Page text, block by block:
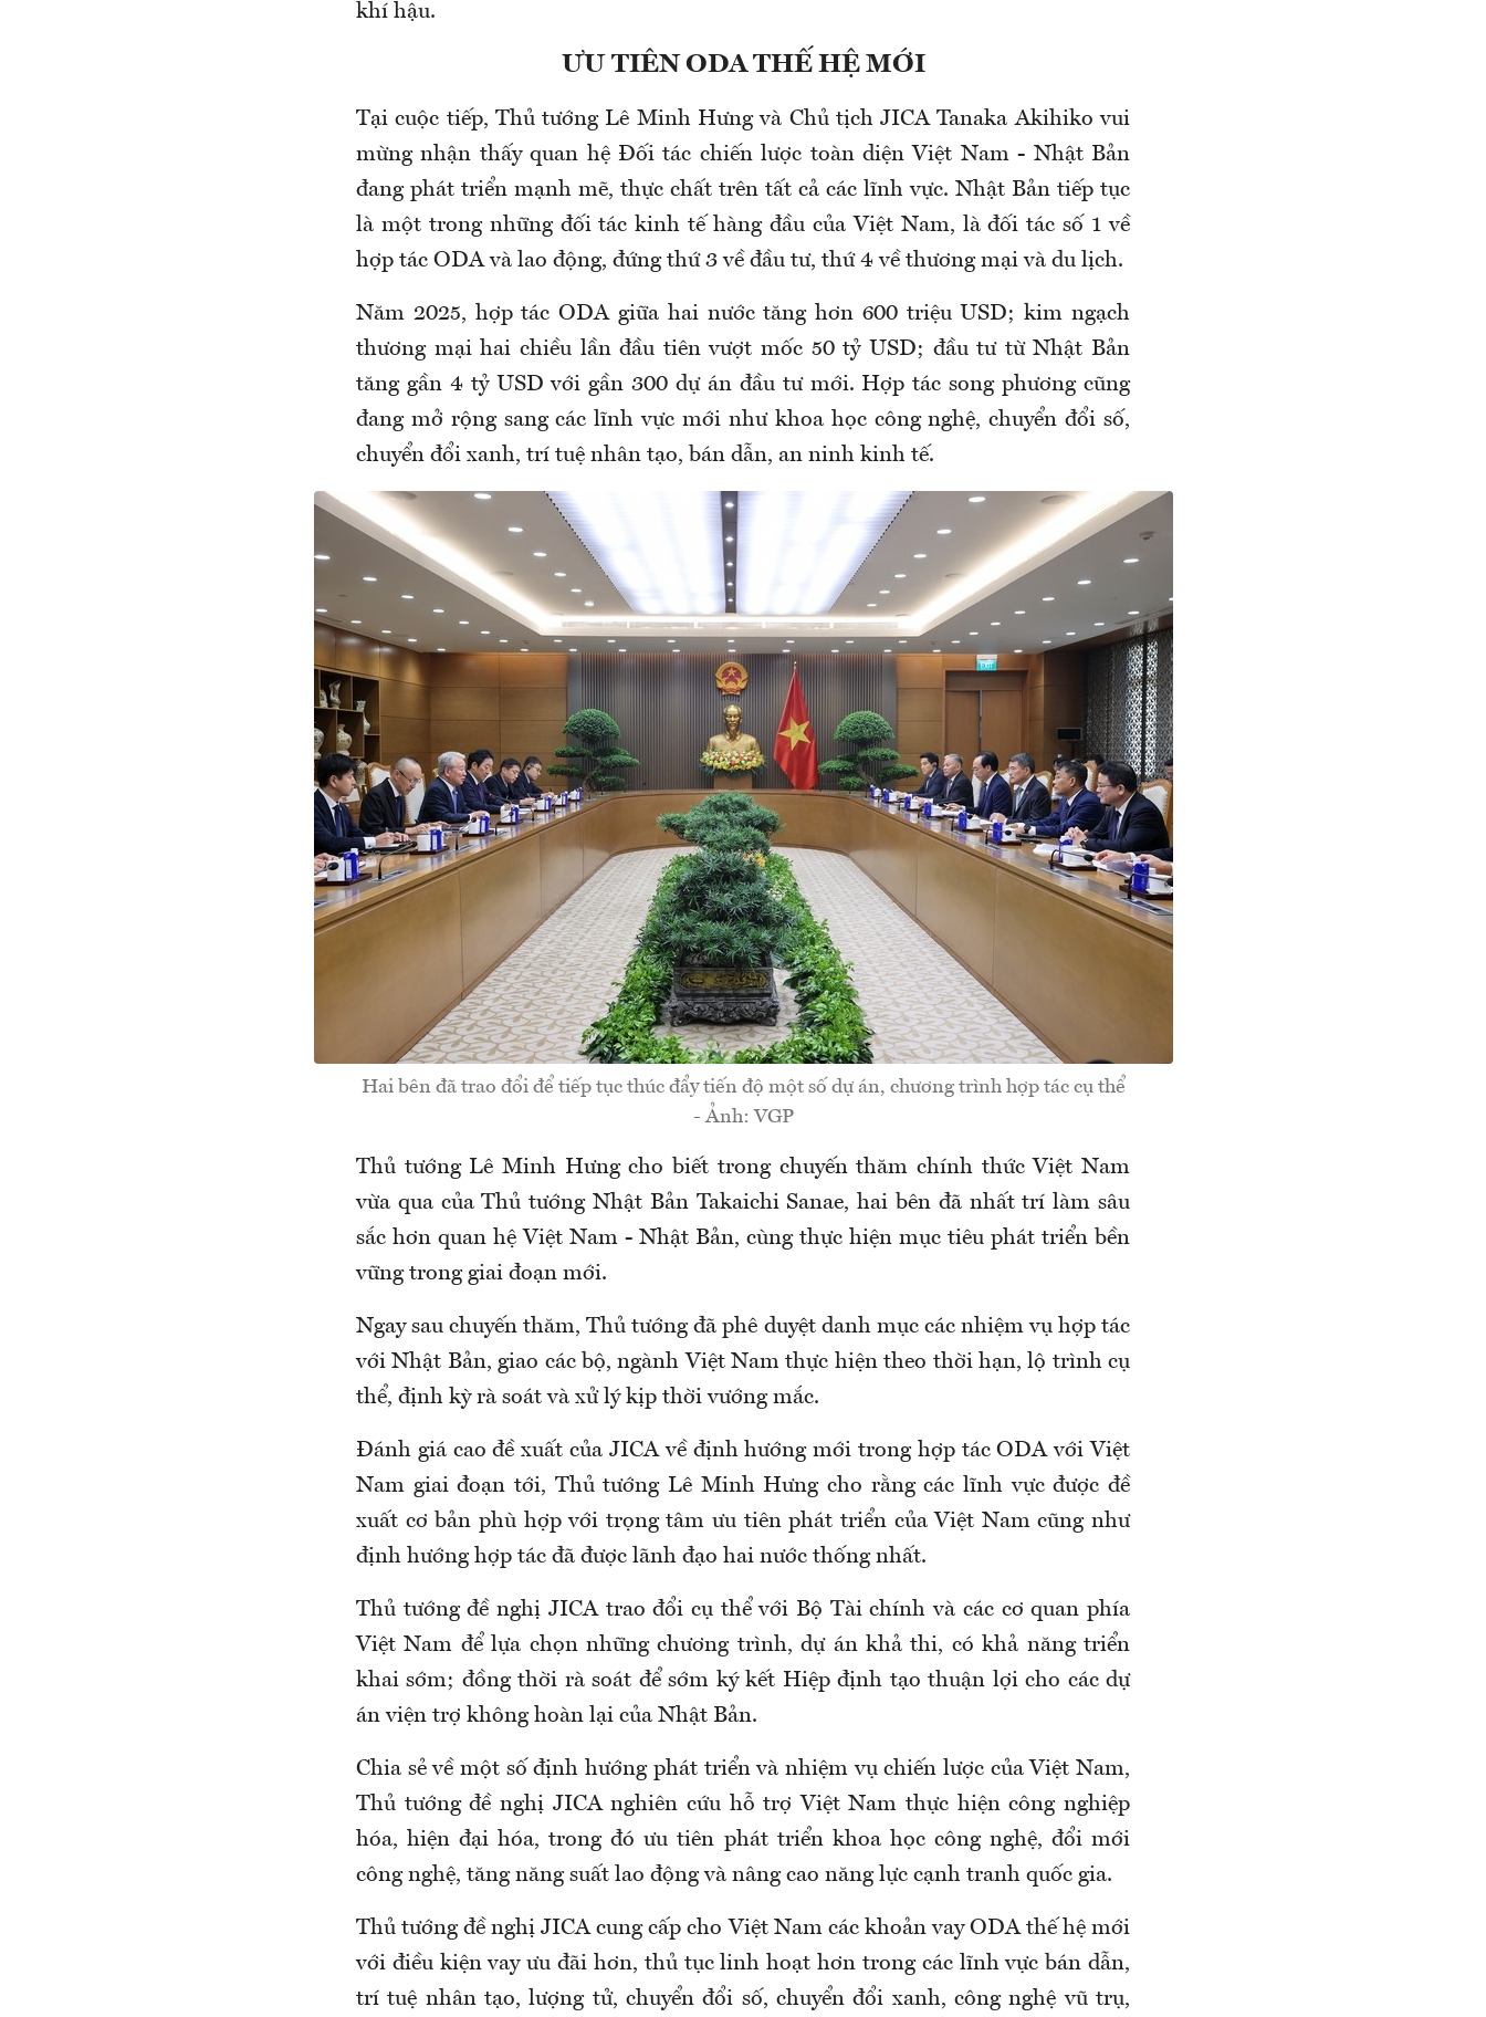
khí hậu.
ƯU TIÊN ODA THẾ HỆ MỚI
Tại cuộc tiếp, Thủ tướng Lê Minh Hưng và Chủ tịch JICA Tanaka Akihiko vui
mừng nhận thấy quan hệ Đối tác chiến lược toàn diện Việt Nam - Nhật Bản
đang phát triển mạnh mẽ, thực chất trên tất cả các lĩnh vực. Nhật Bản tiếp tục
là một trong những đối tác kinh tế hàng đầu của Việt Nam, là đối tác số 1 về
hợp tác ODA và lao động, đứng thứ 3 về đầu tư, thứ 4 về thương mại và du lịch.
Năm 2025, hợp tác ODA giữa hai nước tăng hơn 600 triệu USD; kim ngạch
thương mại hai chiều lần đầu tiên vượt mốc 50 tỷ USD; đầu tư từ Nhật Bản
tăng gần 4 tỷ USD với gần 300 dự án đầu tư mới. Hợp tác song phương cũng
đang mở rộng sang các lĩnh vực mới như khoa học công nghệ, chuyển đổi số,
chuyển đổi xanh, trí tuệ nhân tạo, bán dẫn, an ninh kinh tế.
Hai bên đã trao đổi để tiếp tục thúc đẩy tiến độ một số dự án, chương trình hợp tác cụ thể
- Ảnh: VGP
Thủ tướng Lê Minh Hưng cho biết trong chuyến thăm chính thức Việt Nam
vừa qua của Thủ tướng Nhật Bản Takaichi Sanae, hai bên đã nhất trí làm sâu
sắc hơn quan hệ Việt Nam - Nhật Bản, cùng thực hiện mục tiêu phát triển bền
vững trong giai đoạn mới.
Ngay sau chuyến thăm, Thủ tướng đã phê duyệt danh mục các nhiệm vụ hợp tác
với Nhật Bản, giao các bộ, ngành Việt Nam thực hiện theo thời hạn, lộ trình cụ
thể, định kỳ rà soát và xử lý kịp thời vướng mắc.
Đánh giá cao đề xuất của JICA về định hướng mới trong hợp tác ODA với Việt
Nam giai đoạn tới, Thủ tướng Lê Minh Hưng cho rằng các lĩnh vực được đề
xuất cơ bản phù hợp với trọng tâm ưu tiên phát triển của Việt Nam cũng như
định hướng hợp tác đã được lãnh đạo hai nước thống nhất.
Thủ tướng đề nghị JICA trao đổi cụ thể với Bộ Tài chính và các cơ quan phía
Việt Nam để lựa chọn những chương trình, dự án khả thi, có khả năng triển
khai sớm; đồng thời rà soát để sớm ký kết Hiệp định tạo thuận lợi cho các dự
án viện trợ không hoàn lại của Nhật Bản.
Chia sẻ về một số định hướng phát triển và nhiệm vụ chiến lược của Việt Nam,
Thủ tướng đề nghị JICA nghiên cứu hỗ trợ Việt Nam thực hiện công nghiệp
hóa, hiện đại hóa, trong đó ưu tiên phát triển khoa học công nghệ, đổi mới
công nghệ, tăng năng suất lao động và nâng cao năng lực cạnh tranh quốc gia.
Thủ tướng đề nghị JICA cung cấp cho Việt Nam các khoản vay ODA thế hệ mới
với điều kiện vay ưu đãi hơn, thủ tục linh hoạt hơn trong các lĩnh vực bán dẫn,
trí tuệ nhân tạo, lượng tử, chuyển đổi số, chuyển đổi xanh, công nghệ vũ trụ,